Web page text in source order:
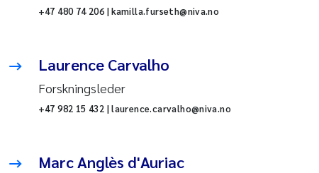
+47 480 74 206 | kamilla.furseth@niva.no
Laurence Carvalho
Forskningsleder
+47 982 15 432 | laurence.carvalho@niva.no
Marc Anglès d'Auriac